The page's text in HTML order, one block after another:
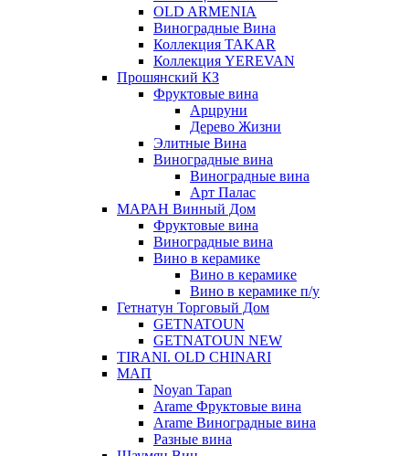
OLD ARMENIA
Виноградные Вина
Коллекция TAKAR
Коллекция YEREVAN
Прошянский КЗ
Фруктовые вина
Арцруни
Дерево Жизни
Элитные Вина
Виноградные вина
Виноградные вина
Арт Палас
МАРАН Винный Дом
Фруктовые вина
Виноградные вина
Вино в керамике
Вино в керамике
Вино в керамике п/у
Гетнатун Торговый Дом
GETNATOUN
GETNATOUN NEW
TIRANI. OLD CHINARI
МАП
Noyan Tapan
Arame Фруктовые вина
Arame Виноградные вина
Разные вина